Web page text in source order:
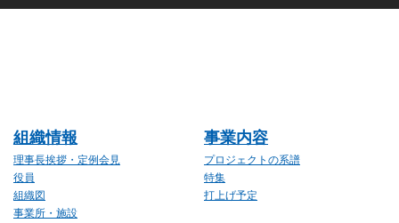
組織情報
理事長挨拶・定例会見
役員
組織図
事業所・施設
事業内容
プロジェクトの系譜
特集
打上げ予定